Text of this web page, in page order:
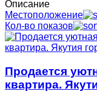
Описание
Местоположение
Кол-во показов
Продается
квартира.